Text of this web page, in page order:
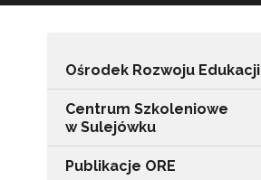
Ośrodek Rozwoju Edukacji
Centrum Szkoleniowe
w Sulejówku
Publikacje ORE